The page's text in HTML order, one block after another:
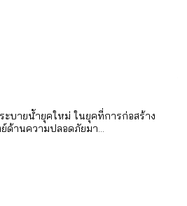
ะบายน้ำยุคใหม่ ในยุคที่การก่อสร้าง
านความปลอดภัยมา...